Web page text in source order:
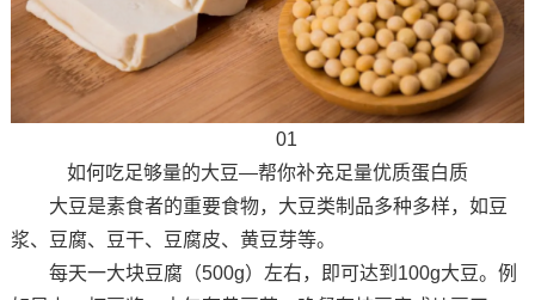
01
如何吃足够量的大豆—帮你补充足量优质蛋白质
大豆是素食者的重要食物，大豆类制品多种多样，如豆
浆、豆腐、豆干、豆腐皮、黄豆芽等。
每天一大块豆腐（500g）左右，即可达到100g大豆。例